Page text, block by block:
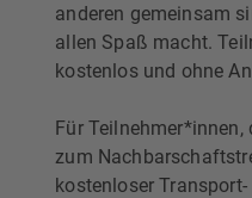
anderen gemeinsam
allen Spaß macht.
kostenlos und ohne
Für
zum
kostenloser